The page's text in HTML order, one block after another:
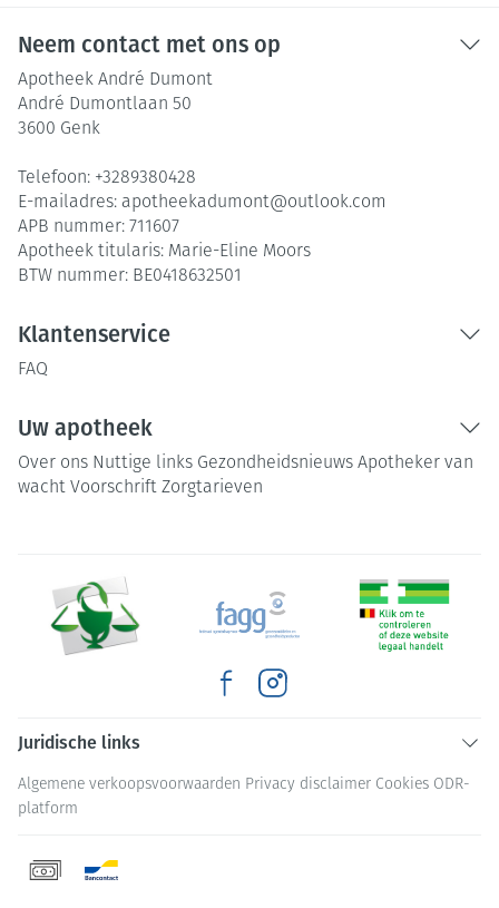
Neem contact met ons op
Apotheek André Dumont
André Dumontlaan 50
3600 Genk
Telefoon: +3289380428
E-mailadres: apotheekadumont@outlook.com
APB nummer: 711607
Apotheek titularis: Marie-Eline Moors
BTW nummer: BE0418632501
Klantenservice
FAQ
Uw apotheek
Over ons Nuttige links Gezondheidsnieuws Apotheker van
wacht Voorschrift Zorgtarieven
Juridische links
Algemene verkoopsvoorwaarden Privacy disclaimer Cookies ODR-
platform